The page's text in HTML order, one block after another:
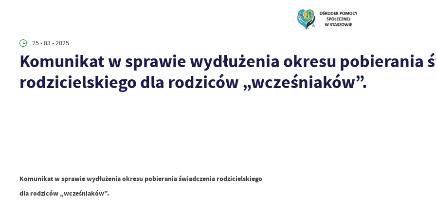
25 - 03 - 2025
Komunikat w sprawie wydłużenia okresu pobierania
rodzicielskiego dla rodziców „wcześniaków”.
Komunikat w sprawie wydłużenia okresu pobierania świadczenia rodzicielskiego
dla rodziców „wcześniaków”.